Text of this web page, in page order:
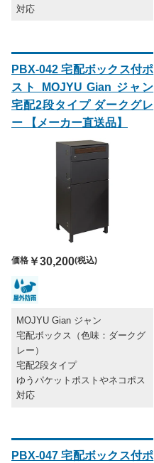
対応
PBX-042 宅配ボックス付ポ
スト MOJYU Gian ジャン
宅配2段タイプ ダークグレ
ー 【メーカー直送品】
価格 ￥30,200(税込)
MOJYU Gian ジャン
宅配ボックス（色味：ダークグ
レー）
宅配2段タイプ
ゆうパケットポストやネコポス
対応
PBX-047 宅配ボックス付ポ